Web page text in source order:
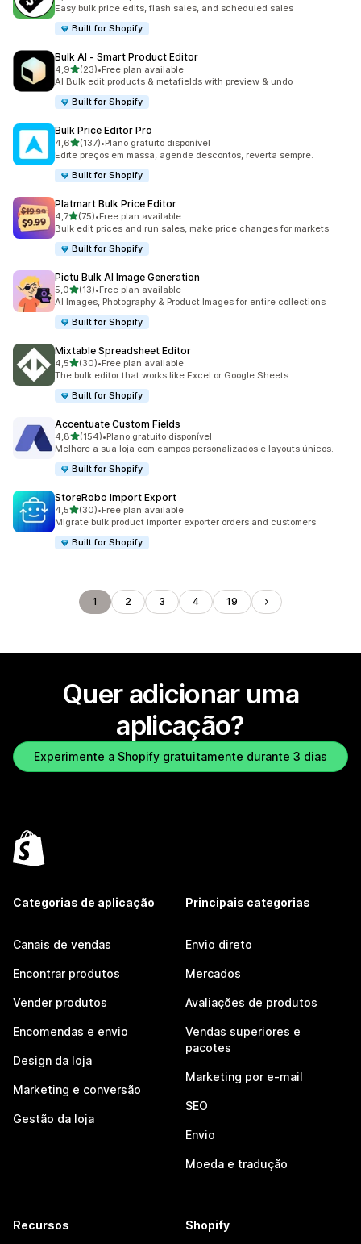
Easy bulk price edits, flash sales, and scheduled sales
Built for Shopify
Bulk AI ‑ Smart Product Editor
4,9de 5 estrelas
(23)
23 total de avaliações
•Free plan available
AI Bulk edit products & metafields with preview & undo
Built for Shopify
Bulk Price Editor Pro
4,6de 5 estrelas
(137)
137 total de avaliações
•Plano gratuito disponível
Edite preços em massa, agende descontos, reverta sempre.
Built for Shopify
Platmart Bulk Price Editor
4,7de 5 estrelas
(75)
75 total de avaliações
•Free plan available
Bulk edit prices and run sales, make price changes for markets
Built for Shopify
Pictu Bulk AI Image Generation
5,0de 5 estrelas
(13)
13 total de avaliações
•Free plan available
AI Images, Photography & Product Images for entire collections
Built for Shopify
Mixtable Spreadsheet Editor
4,5de 5 estrelas
(30)
30 total de avaliações
•Free plan available
The bulk editor that works like Excel or Google Sheets
Built for Shopify
Accentuate Custom Fields
4,8de 5 estrelas
(154)
154 total de avaliações
•Plano gratuito disponível
Melhore a sua loja com campos personalizados e layouts únicos.
Built for Shopify
StoreRobo Import Export
4,5de 5 estrelas
(30)
30 total de avaliações
•Free plan available
Migrate bulk product importer exporter orders and customers
Built for Shopify
1 2 3 4 19
Quer adicionar uma
aplicação?
Experimente a Shopify gratuitamente durante 3 dias
Categorias de aplicação
Canais de vendas
Encontrar produtos
Vender produtos
Encomendas e envio
Design da loja
Marketing e conversão
Gestão da loja
Principais categorias
Envio direto
Mercados
Avaliações de produtos
Vendas superiores e
pacotes
Marketing por e-mail
SEO
Envio
Moeda e tradução
Recursos Shopify